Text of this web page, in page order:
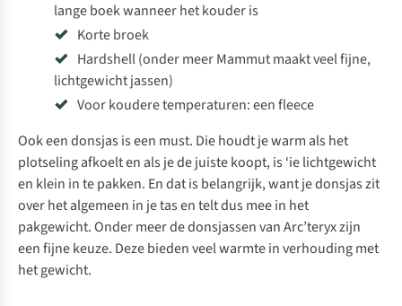
lange boek wanneer het kouder is
Korte broek
Hardshell (onder meerMammutmaakt veel fijne,
lichtgewicht jassen)
Voor koudere temperaturen: eenfleece
Ook eendonsjas is een must. Die houdt je warm als het
plotseling afkoelt en als je de juiste koopt, is ‘ie lichtgewicht
en klein in te pakken. En dat is belangrijk, want je donsjas zit
over het algemeen in je tas en telt dus mee in het
pakgewicht. Onder meer dedonsjassen van Arc’teryxzijn
een fijne keuze. Deze bieden veel warmte in verhouding met
het gewicht.